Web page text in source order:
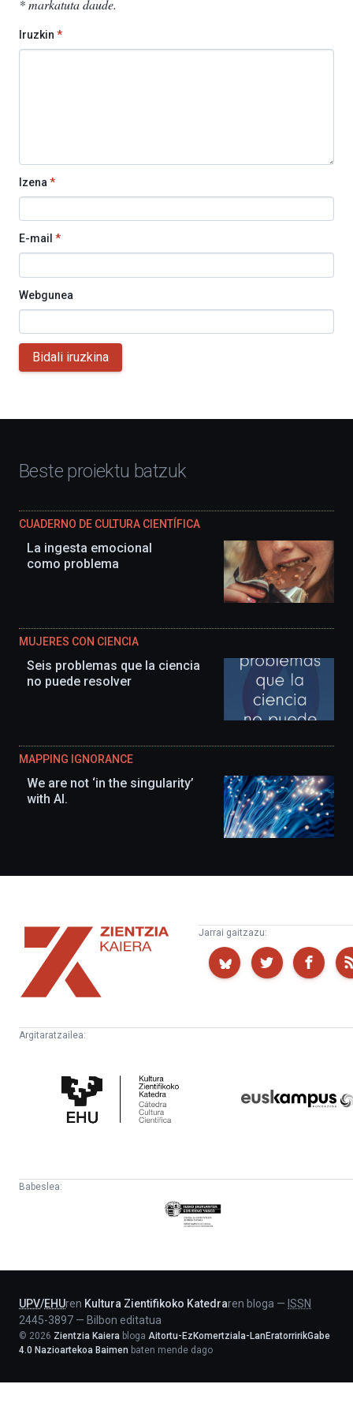
*markatuta daude.
Iruzkin *
Izena *
E-mail *
Webgunea
Bidali iruzkina
Beste proiektu batzuk
CUADERNO DE CULTURA CIENTÍFICA
La ingesta emocional
como problema
MUJERES CON CIENCIA
Seis problemas que la ciencia
no puede resolver
MAPPING IGNORANCE
We are not ‘in the singularity’
with AI.
Zientzia
Kaiera
Jarrai gaitzazu:
Argitaratzailea:
Zientifikoko
Katedra
Babeslea:
Eusko
Jaurlaritza
UPV/EHUren Kultura Zientifikoko Katedraren bloga — ISSN
2445-3897 — Bilbon editatua
© 2026 Zientzia Kaiera bloga Aitortu-EzKomertziala-LanEratorririkGabe
4.0 Nazioartekoa Baimen baten mende dago